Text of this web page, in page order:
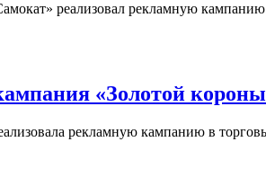
реализовал рекламную
«Золотой
рекламную кампанию в